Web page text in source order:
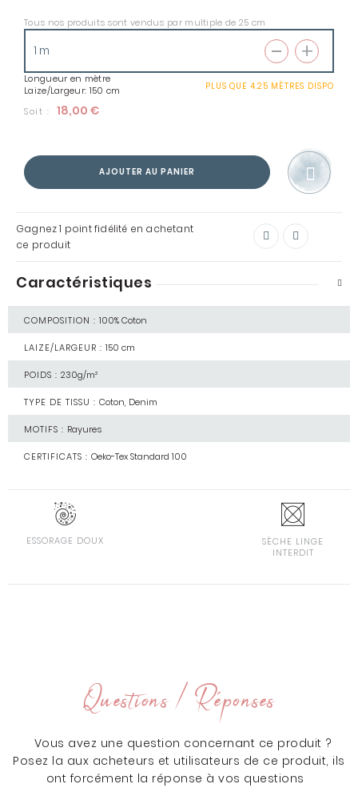
Tous nos produits sont vendus par multiple de 25 cm
Longueur en mètre
Laize/Largeur: 150 cm
PLUS QUE 4.25 MÈTRES DISPO
Soit : 18,00 €
AJOUTER AU PANIER
Gagnez1 pointfidélité en achetant
ce produit
Caractéristiques
COMPOSITION : 100% Coton
LAIZE/LARGEUR : 150 cm
POIDS : 230g/m²
TYPE DE TISSU : Coton, Denim
MOTIFS : Rayures
CERTIFICATS : Oeko-Tex Standard 100
ESSORAGE DOUX
SÈCHE LINGE
INTERDIT
Questions / Réponses
Vous avez une question concernant ce produit ?
Posez la aux acheteurs et utilisateurs de ce produit, ils
ont forcément la réponse à vos questions